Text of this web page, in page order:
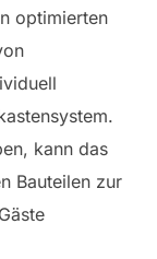
optimierten
kann das
Bauteilen zur